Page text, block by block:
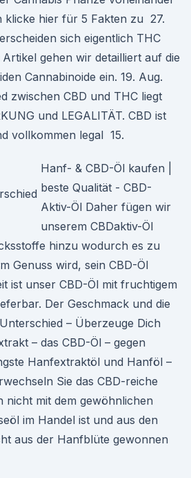
klicke hier für 5 Fakten zu 27.
sich eigentlich THC
gehen wir detailliert auf die
Cannabinoide ein. 19. Aug.
zwischen CBD und THC liegt
und LEGALITÄT. CBD ist
vollkommen legal 15.
Hanf- & CBD-Öl kaufen |
beste Qualität - CBD-
Aktiv-Öl Daher fügen wir
unserem CBDaktiv-Öl
hinzu wodurch es zu
Genuss wird, sein CBD-Öl
ist unser CBD-Öl mit fruchtigem
Der Geschmack und die
– Überzeuge Dich
– das CBD-Öl – gegen
Hanfextraktöl und Hanföl –
Sie das CBD-reiche
nicht mit dem gewöhnlichen
im Handel ist und aus den
aus der Hanfblüte gewonnen